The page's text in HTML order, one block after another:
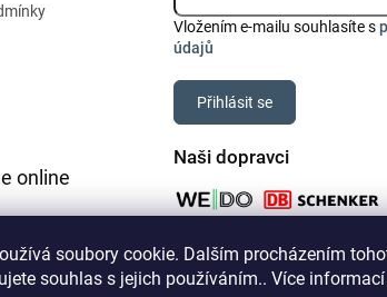
soubory cookie. Dalším procházením
souhlas s jejich používáním.. Více informací
Vložením e-mailu souhlasíte s
údajů
Přihlásit se
online
Naši dopravci